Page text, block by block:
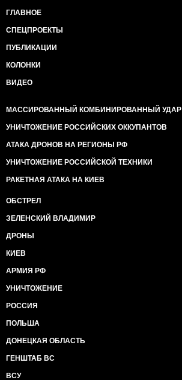
ГЛАВНОЕ
СПЕЦПРОЕКТЫ
ПУБЛИКАЦИИ
КОЛОНКИ
ВИДЕО
МАССИРОВАННЫЙ КОМБИНИРОВАННЫЙ УДАР
УНИЧТОЖЕНИЕ РОССИЙСКИХ ОККУПАНТОВ
АТАКА ДРОНОВ НА РЕГИОНЫ РФ
УНИЧТОЖЕНИЕ РОССИЙСКОЙ ТЕХНИКИ
РАКЕТНАЯ АТАКА НА КИЕВ
ОБСТРЕЛ
ЗЕЛЕНСКИЙ ВЛАДИМИР
ДРОНЫ
КИЕВ
АРМИЯ РФ
УНИЧТОЖЕНИЕ
РОССИЯ
ПОЛЬША
ДОНЕЦКАЯ ОБЛАСТЬ
ГЕНШТАБ ВС
ВСУ